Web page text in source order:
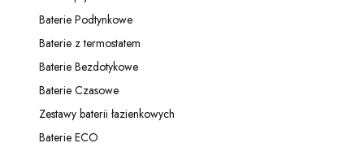
Kategoria - Panele prysznicowe
Kategoria - Baterie Podtynkowe
Baterie Podtynkowe
Kategoria - Baterie z termostatem
Baterie z termostatem
Kategoria - Baterie Bezdotykowe
Baterie Bezdotykowe
Kategoria - Baterie Czasowe
Baterie Czasowe
Kategoria - Zestawy baterii łazienkowych
Zestawy baterii łazienkowych
Baterie ECO